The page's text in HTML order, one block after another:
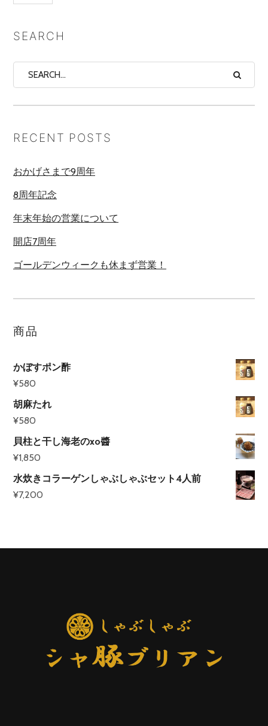
SEARCH
RECENT POSTS
おかげさまで9周年
8周年記念
年末年始の営業について
開店7周年
ゴールデンウィークも休まず営業！
商品
かぼすポン酢
¥580
胡麻たれ
¥580
貝柱と干し海老のxo醬
¥1,850
水炊きコラーゲンしゃぶしゃぶセット4人前
¥7,200